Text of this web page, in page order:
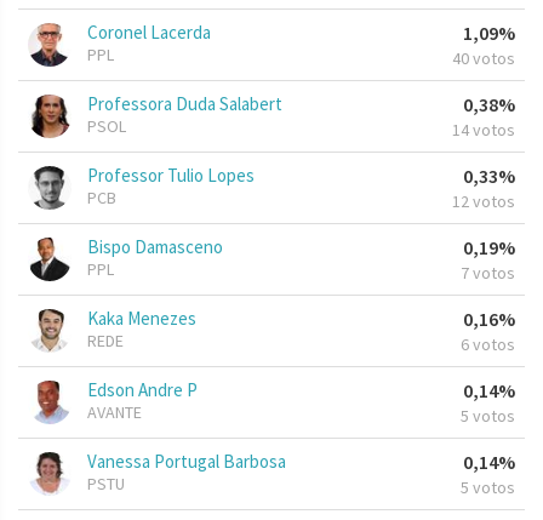
Coronel Lacerda
PPL
1,09%
40 votos
Professora Duda Salabert
PSOL
0,38%
14 votos
Professor Tulio Lopes
PCB
0,33%
12 votos
Bispo Damasceno
PPL
0,19%
7 votos
Kaka Menezes
REDE
0,16%
6 votos
Edson Andre P
AVANTE
0,14%
5 votos
Vanessa Portugal Barbosa
PSTU
0,14%
5 votos